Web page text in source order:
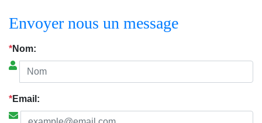
Envoyer nous un message
*Nom:
*Email: